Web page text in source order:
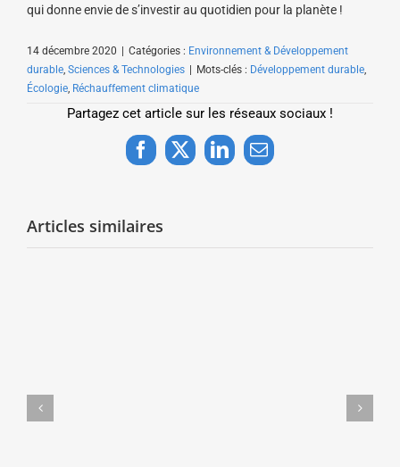
qui donne envie de s’investir au quotidien pour la planète !
14 décembre 2020 Catégories : Environnement & Développement
durable, Sciences & Technologies Mots-clés : Développement durable,
Écologie, Réchauffement climatique
Partagez cet article sur les réseaux sociaux !
Facebook
X LinkedInEmail
Articles similaires